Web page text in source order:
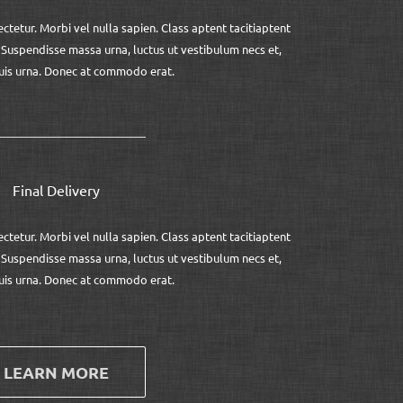
Morbi vel nulla sapien. Class aptent tacitiaptent
massa urna, luctus ut vestibulum necs et,
urna. Donec at commodo erat.
Final Delivery
Morbi vel nulla sapien. Class aptent tacitiaptent
massa urna, luctus ut vestibulum necs et,
urna. Donec at commodo erat.
LEARN MORE